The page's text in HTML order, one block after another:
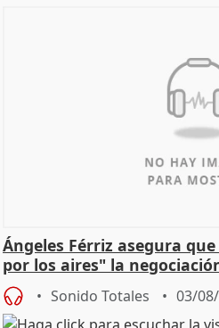
Ángeles Férriz asegura
por los aires" la
SMA
Sonido Totales 03/